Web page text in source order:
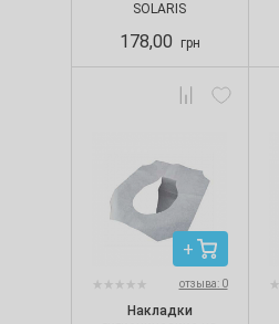
SOLARIS
178,00 грн
отзыва: 0
Накладки